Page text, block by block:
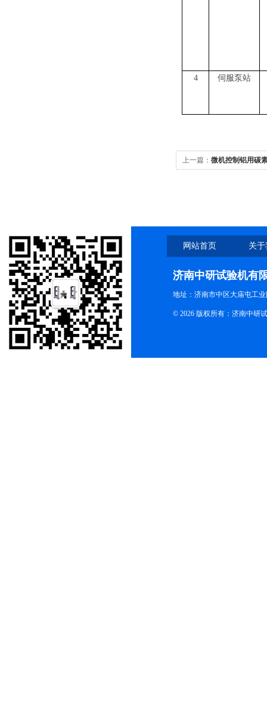
4 伺服泵站
上一篇： 微机控制铝用碳
网站首页 关
济南中研试验机有
地址：济南市中区大庙屯工
© 2026 版权所有：济南中研